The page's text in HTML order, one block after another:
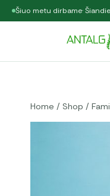
Šiuo metu dirbame·
Home / Shop /